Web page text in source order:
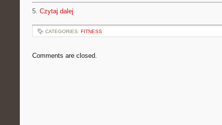
5. Czytaj dalej
CATEGORIES: FITNESS
Comments are closed.